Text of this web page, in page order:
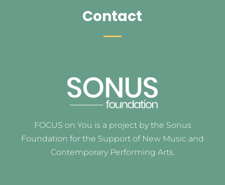
Contact
FOCUS on You is a project by the Sonus
Foundation for the Support of New Music and
Contemporary Performing Arts.